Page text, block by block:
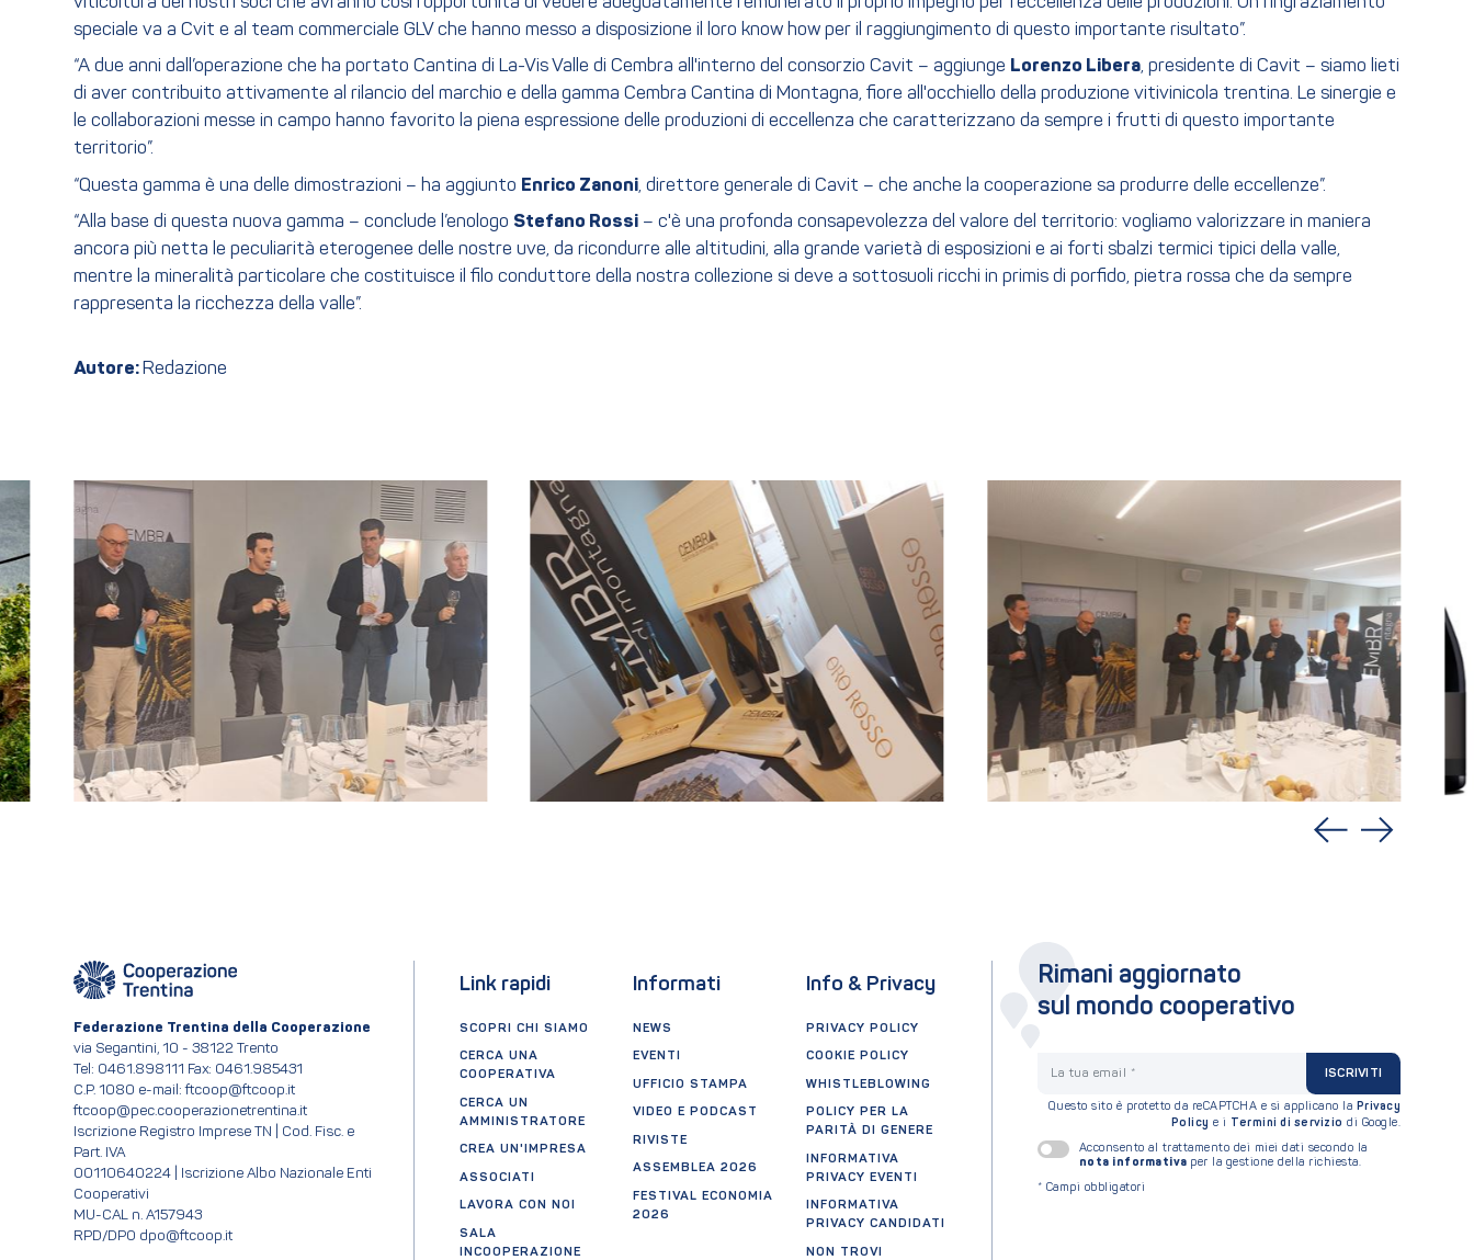
speciale va a Cvit e al team commerciale GLV che hanno messo a disposizione il loro know how per il raggiungimento di questo importante risultato”.
“A due anni dall’operazione che ha portato Cantina di La-Vis Valle di Cembra all'interno del consorzio Cavit – aggiunge Lorenzo Libera, presidente di Cavit – siamo lieti
di aver contribuito attivamente al rilancio del marchio e della gamma Cembra Cantina di Montagna, fiore all'occhiello della produzione vitivinicola trentina. Le sinergie e
le collaborazioni messe in campo hanno favorito la piena espressione delle produzioni di eccellenza che caratterizzano da sempre i frutti di questo importante
territorio”.
“Questa gamma è una delle dimostrazioni – ha aggiunto Enrico Zanoni, direttore generale di Cavit – che anche la cooperazione sa produrre delle eccellenze”.
“Alla base di questa nuova gamma – conclude l’enologo Stefano Rossi – c'è una profonda consapevolezza del valore del territorio: vogliamo valorizzare in maniera
ancora più netta le peculiarità eterogenee delle nostre uve, da ricondurre alle altitudini, alla grande varietà di esposizioni e ai forti sbalzi termici tipici della valle,
mentre la mineralità particolare che costituisce il filo conduttore della nostra collezione si deve a sottosuoli ricchi in primis di porfido, pietra rossa che da sempre
rappresenta la ricchezza della valle”.
Autore: Redazione
Federazione Trentina della Cooperazione
via Segantini, 10 - 38122 Trento
Tel: 0461.898111 Fax: 0461.985431
C.P. 1080 e-mail: ftcoop@ftcoop.it
ftcoop@pec.cooperazionetrentina.it
Iscrizione Registro Imprese TN | Cod. Fisc. e
Part. IVA
00110640224 | Iscrizione Albo Nazionale Enti
Cooperativi
MU-CAL n. A157943
RPD/DPO dpo@ftcoop.it
Link rapidi
SCOPRI CHI SIAMO
CERCA UNA
COOPERATIVA
CERCA UN
AMMINISTRATORE
CREA UN'IMPRESA
ASSOCIATI
LAVORA CON NOI
SALA
INCOOPERAZIONE
Informati
NEWS
EVENTI
UFFICIO STAMPA
VIDEO E PODCAST
RIVISTE
ASSEMBLEA 2026
FESTIVAL ECONOMIA
2026
Info & Privacy
PRIVACY POLICY
COOKIE POLICY
WHISTLEBLOWING
POLICY PER LA
PARITÀ DI GENERE
INFORMATIVA
PRIVACY EVENTI
INFORMATIVA
PRIVACY CANDIDATI
NON TROVI
Rimani aggiornato
sul mondo cooperativo
ISCRIVITI
Questo sito è protetto da reCAPTCHA e si applicano la Privacy
Policy e i Termini di servizio di Google.
Acconsento al trattamento dei miei dati secondo la
nota informativa per la gestione della richiesta.
* Campi obbligatori